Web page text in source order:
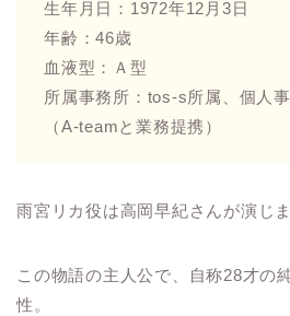
生年月日：1972年12月3日
年齢：46歳
血液型：Ａ型
所属事務所：tos-s所属、個人
（A-teamと業務提携）
雨宮リカ役は高岡早紀さんが演じま
この物語の主人公で、自称28才の
性。